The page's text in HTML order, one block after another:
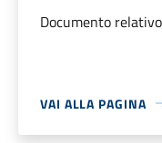
Documento
VAI ALLA PAGINA